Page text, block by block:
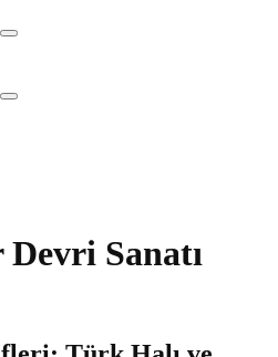
Search
Search
Sanatı